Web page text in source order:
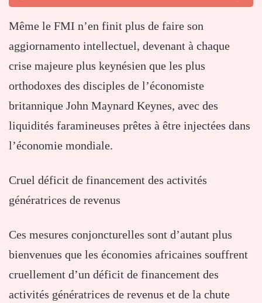
Même le FMI n’en finit plus de faire son
aggiornamento intellectuel, devenant à chaque
crise majeure plus keynésien que les plus
orthodoxes des disciples de l’économiste
britannique John Maynard Keynes, avec des
liquidités faramineuses prêtes à être injectées dans
l’économie mondiale.
Cruel déficit de financement des activités
génératrices de revenus
Ces mesures conjoncturelles sont d’autant plus
bienvenues que les économies africaines souffrent
cruellement d’un déficit de financement des
activités génératrices de revenus et de la chute